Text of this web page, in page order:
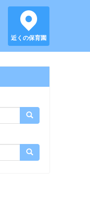
近くの保育園